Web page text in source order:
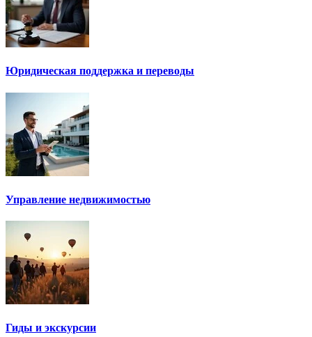
Юридическая поддержка и переводы
Управление недвижимостью
Гиды и экскурсии